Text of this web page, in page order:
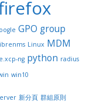
GPO group
Linux MDM
ng python radius
win10
新分頁 群組原則